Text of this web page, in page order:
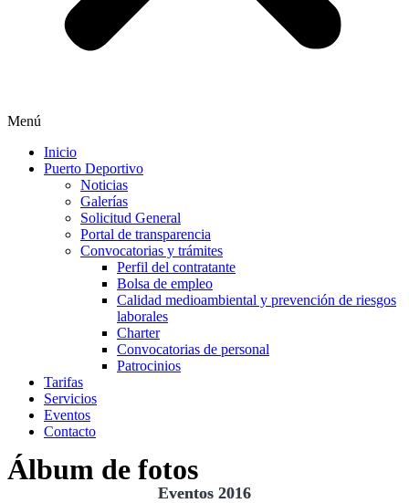
Menú
Inicio
Puerto Deportivo
Noticias
Galerías
Solicitud General
Portal de transparencia
Convocatorias y trámites
Perfil del contratante
Bolsa de empleo
Calidad medioambiental y prevención de riesgos
laborales
Charter
Convocatorias de personal
Patrocinios
Tarifas
Servicios
Eventos
Contacto
Álbum de fotos
Eventos 2016